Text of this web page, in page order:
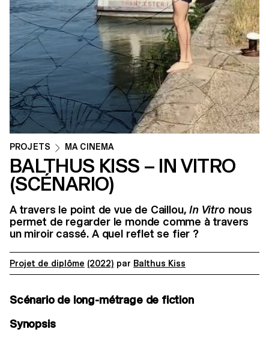
PROJETS MA CINEMA
BALTHUS KISS – IN VITRO
(SCÉNARIO)
A travers le point de vue de Caillou,In Vitro nous
permet de regarder le monde comme à travers
un miroir cassé. A quel reflet se fier ?
Projet de diplôme (2022) par Balthus Kiss
Scénario de long-métrage de fiction
Synopsis